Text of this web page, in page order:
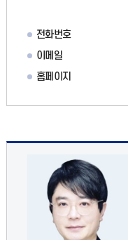
전화번호
이메일
홈페이지